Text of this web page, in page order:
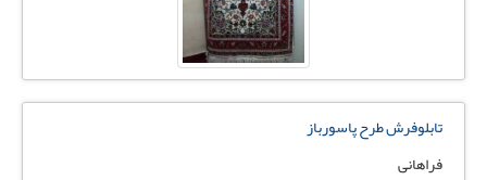
تابلوفرش طرح پاسورباز
فراهانی